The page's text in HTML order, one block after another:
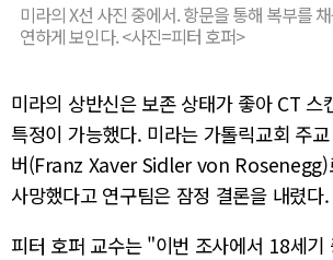
미라의 X선 사진 중에서. 항문을 통해 복부를
연하게 보인다. <사진=피터 호퍼>
미라의 상반신은 보존 상태가 좋아 CT 스
특정이 가능했다. 미라는 가톨릭교회 주
버(Franz Xaver Sidler von Rosenegg)
사망했다고 연구팀은 잠정 결론을 내렸다.
피터 호퍼 교수는 "이번 조사에서 18세기